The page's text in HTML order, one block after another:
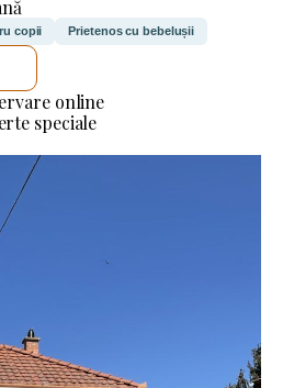
copii Prietenos cu bebelușii
online
speciale